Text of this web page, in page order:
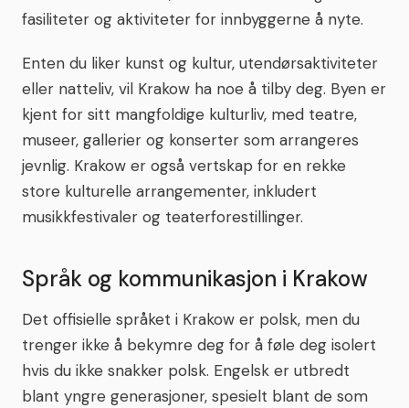
fasiliteter og aktiviteter for innbyggerne å nyte.
Enten du liker kunst og kultur, utendørsaktiviteter
eller natteliv, vil Krakow ha noe å tilby deg. Byen er
kjent for sitt mangfoldige kulturliv, med teatre,
museer, gallerier og konserter som arrangeres
jevnlig. Krakow er også vertskap for en rekke
store kulturelle arrangementer, inkludert
musikkfestivaler og teaterforestillinger.
Språk og kommunikasjon i Krakow
Det offisielle språket i Krakow er polsk, men du
trenger ikke å bekymre deg for å føle deg isolert
hvis du ikke snakker polsk. Engelsk er utbredt
blant yngre generasjoner, spesielt blant de som